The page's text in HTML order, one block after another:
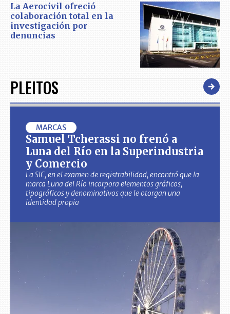
La Aerocivil ofreció
colaboración total en la
investigación por
denuncias
PLEITOS
MARCAS
Samuel Tcherassi no frenó a
Luna del Río en la Superindustria
y Comercio
La SIC, en el examen de registrabilidad, encontró que la
marca Luna del Río incorpora elementos gráficos,
tipográficos y denominativos que le otorgan una
identidad propia